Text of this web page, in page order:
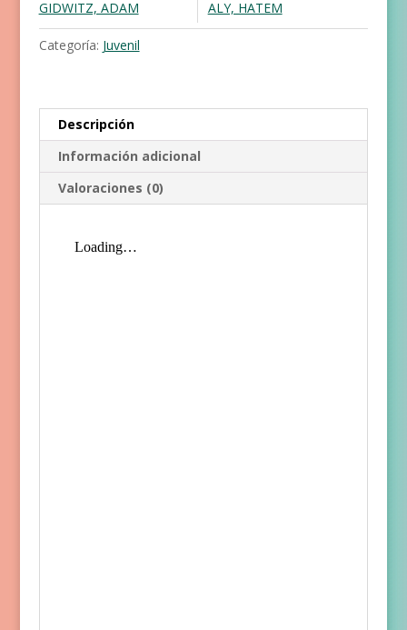
GIDWITZ, ADAM
ALY, HATEM
Categoría: Juvenil
Descripción
Información adicional
Valoraciones (0)